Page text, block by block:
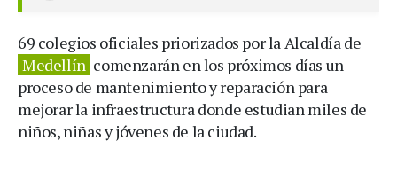
69 colegios oficiales priorizados por la Alcaldía de
Medellín comenzarán en los próximos días un
proceso de mantenimiento y reparación para
mejorar la infraestructura donde estudian miles de
niños, niñas y jóvenes de la ciudad.